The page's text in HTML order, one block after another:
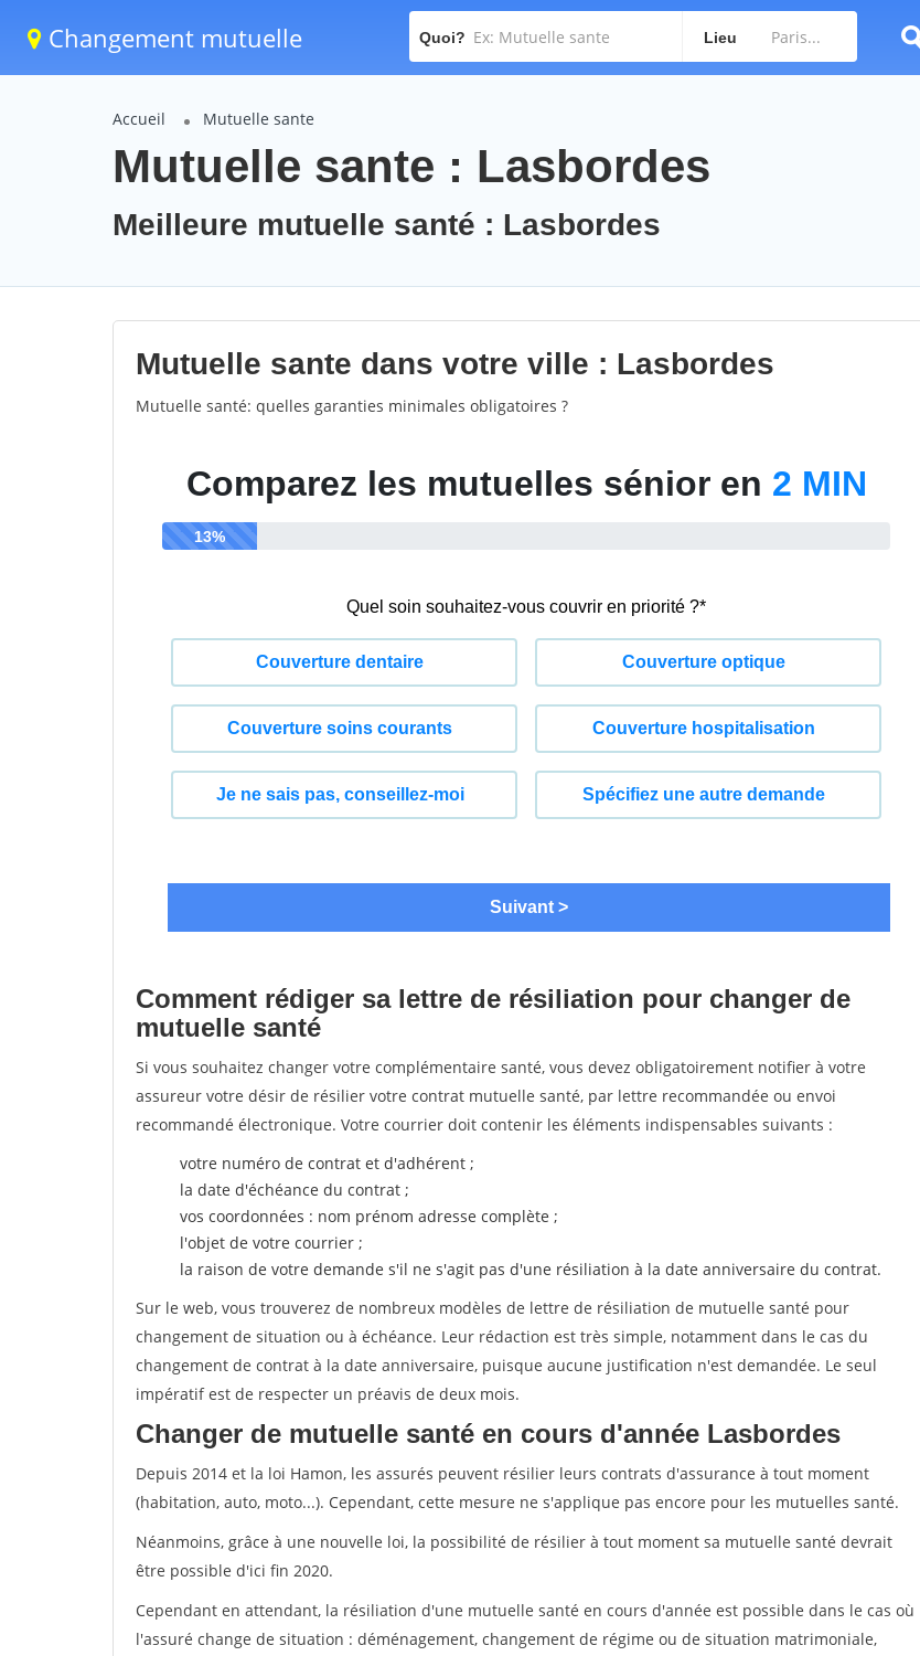
Changement mutuelle Quoi? Lieu
Accueil Mutuelle sante
Mutuelle sante : Lasbordes
Meilleure mutuelle santé : Lasbordes
Mutuelle sante dans votre ville : Lasbordes
Mutuelle santé: quelles garanties minimales obligatoires ?
Comment rédiger sa lettre de résiliation pour changer de
mutuelle santé
Si vous souhaitez changer votre complémentaire santé, vous devez obligatoirement notifier à votre
assureur votre désir de résilier votre contrat mutuelle santé, par lettre recommandée ou envoi
recommandé électronique. Votre courrier doit contenir les éléments indispensables suivants :
votre numéro de contrat et d'adhérent ;
la date d'échéance du contrat ;
vos coordonnées : nom prénom adresse complète ;
l'objet de votre courrier ;
la raison de votre demande s'il ne s'agit pas d'une résiliation à la date anniversaire du contrat.
Sur le web, vous trouverez de nombreux modèles de lettre de résiliation de mutuelle santé pour
changement de situation ou à échéance. Leur rédaction est très simple, notamment dans le cas du
changement de contrat à la date anniversaire, puisque aucune justification n'est demandée. Le seul
impératif est de respecter un préavis de deux mois.
Changer de mutuelle santé en cours d'année Lasbordes
Depuis 2014 et la loi Hamon, les assurés peuvent résilier leurs contrats d'assurance à tout moment
(habitation, auto, moto...). Cependant, cette mesure ne s'applique pas encore pour les mutuelles santé.
Néanmoins, grâce à une nouvelle loi, la possibilité de résilier à tout moment sa mutuelle santé devrait
être possible d'ici fin 2020.
Cependant en attendant, la résiliation d'une mutuelle santé en cours d'année est possible dans le cas où
l'assuré change de situation : déménagement, changement de régime ou de situation matrimoniale,